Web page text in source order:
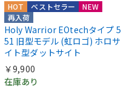
HOT
NEW
再入荷
ベストセラー
Holy Warrior EOtechタイプ 5
51 旧型モデル (虹ロゴ) ホロサ
イト型ダットサイト
￥9,900
在庫あり